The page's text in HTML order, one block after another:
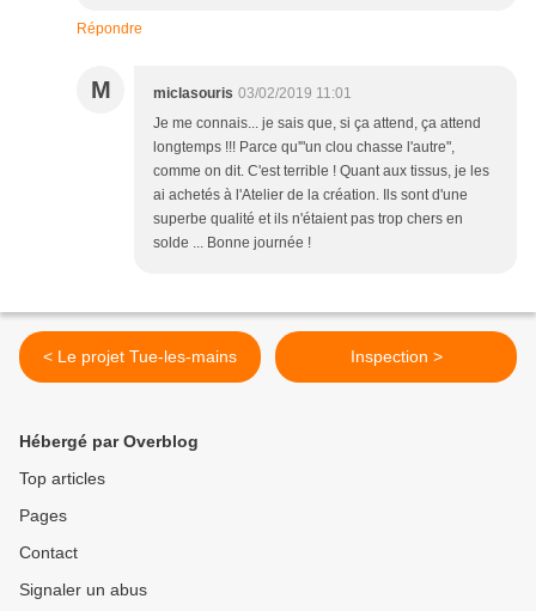
Répondre
M miclasouris 03/02/2019 11:01
Je me connais... je sais que, si ça attend, ça attend
longtemps !!! Parce qu'"un clou chasse l'autre",
comme on dit. C'est terrible ! Quant aux tissus, je les
ai achetés à l'Atelier de la création. Ils sont d'une
superbe qualité et ils n'étaient pas trop chers en
solde ... Bonne journée !
< Le projet Tue-les-mains Inspection >
Hébergé par Overblog
Top articles
Pages
Contact
Signaler un abus